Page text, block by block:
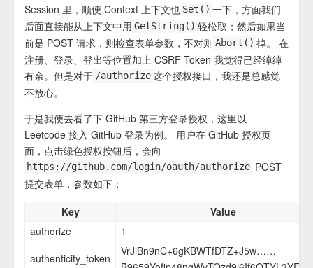
Session 里，顺便 Context 上下文也 Set() 一下，方面我们
后面直接能从上下文中用 GetString() 轻松取；然后如果当
前是 POST 请求，则检查表单参数，不对则 Abort() 掉。 在
注册、登录、登出等位置加上 CSRF Token 我觉得已经绰绰
有余。但是对于 /authorize 这个授权接口，我还是总感觉
不放心。
于是我便去看了下 GitHub 第三方登录授权，这里以
Leetcode 接入 GitHub 登录为例。 用户在 GitHub 授权页
面，点击绿色授权按钮后，会向
https://github.com/login/oauth/authorize POST
提交表单，参数如下：
Key
Value
authorize
1
authenticity_token
VrJiBn9nC+6gKBWTfDTZ+J5w……